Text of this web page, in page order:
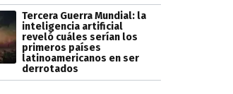
Tercera Guerra Mundial: la
inteligencia artificial
reveló cuáles serían los
primeros países
latinoamericanos en ser
derrotados